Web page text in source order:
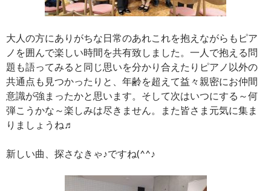
大人の方にありがちな日常のあれこれを抱えながらもピア
ノを囲んで楽しい時間を共有致しました。一人で抱える問
題も語ってみると同じ思いを分かり合えたりピアノ以外の
共通点も見つかったりと、年齢を超えて益々親密にお仲間
意識が強まったかと思います。そして次はいつにする～何
弾こうかな～楽しみは尽きません。また皆さま元気に集ま
りましょうね♬
新しい曲、探さなきゃ♪ですね(^^♪